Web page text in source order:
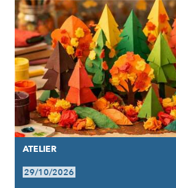
ATELIER
29/10/2026